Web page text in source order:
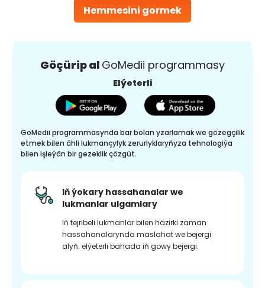
Hemmesini gormek
Göçürip al GoMedii programmasy
Elýeterli
GoMedii programmasynda bar bolan yzarlamak we gözegçilik
etmek bilen ähli lukmançylyk zerurlyklaryňyza tehnologiýa
bilen işleýän bir gezeklik çözgüt.
Iň ýokary hassahanalar we
lukmanlar ulgamlary
Iň tejribeli lukmanlar bilen häzirki zaman
hassahanalarynda maslahat we bejergi
alyň. elýeterli bahada iň gowy bejergi.